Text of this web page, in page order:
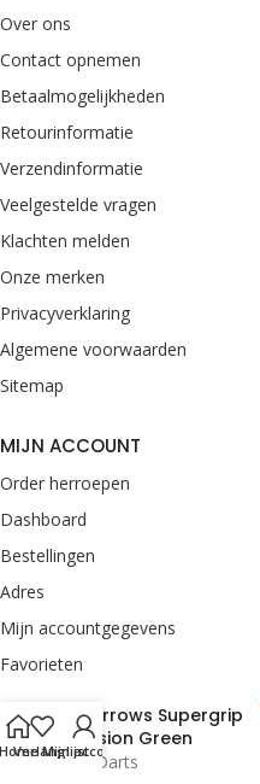
Over ons
Contact opnemen
Betaalmogelijkheden
Retourinformatie
Verzendinformatie
Veelgestelde vragen
Klachten melden
Onze merken
Privacyverklaring
Algemene voorwaarden
Sitemap
MIJN ACCOUNT
Order herroepen
Dashboard
Bestellingen
Adres
Mijn accountgegevens
Favorieten
CONTACT
van Rooij Darts
Harrows Supergrip
Fusion Green
Verlanglijst
Mijn account